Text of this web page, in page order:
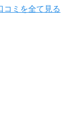
コミを全て見る